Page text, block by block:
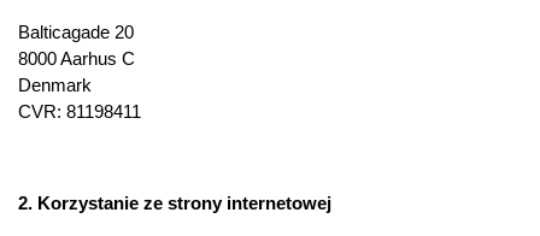
Balticagade 20
8000 Aarhus C
Denmark
CVR: 81198411
2. Korzystanie ze strony internetowej